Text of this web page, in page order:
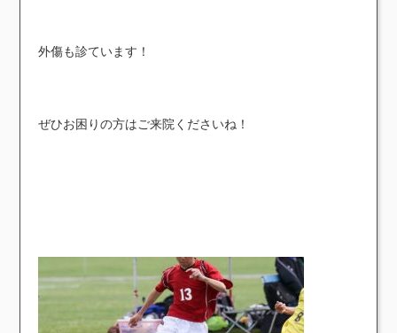
外傷も診ています！
ぜひお困りの方はご来院くださいね！